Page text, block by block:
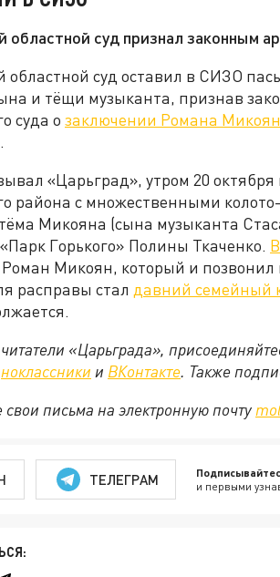
областной суд признал законным
областной суд оставил в СИЗО
и тёщи музыканта, признав
суда о заключении Романа
«Царьград», утром 20
района с множественными
Микояна (сына музыканта
Горького» Полины Ткаченко.
Микоян, который и
расправы стал давний семейный
«Царьграда»,
и ВКонтакте. Также
письма на электронную почту
ТЕЛЕГРАМ и первыми